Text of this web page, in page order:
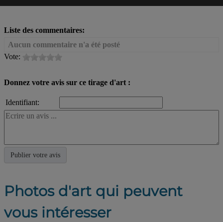
Liste des commentaires:
Aucun commentaire n'a été posté
Vote:
Donnez votre avis sur ce tirage d'art :
Identifiant:
Photos d'art qui peuvent
vous intéresser